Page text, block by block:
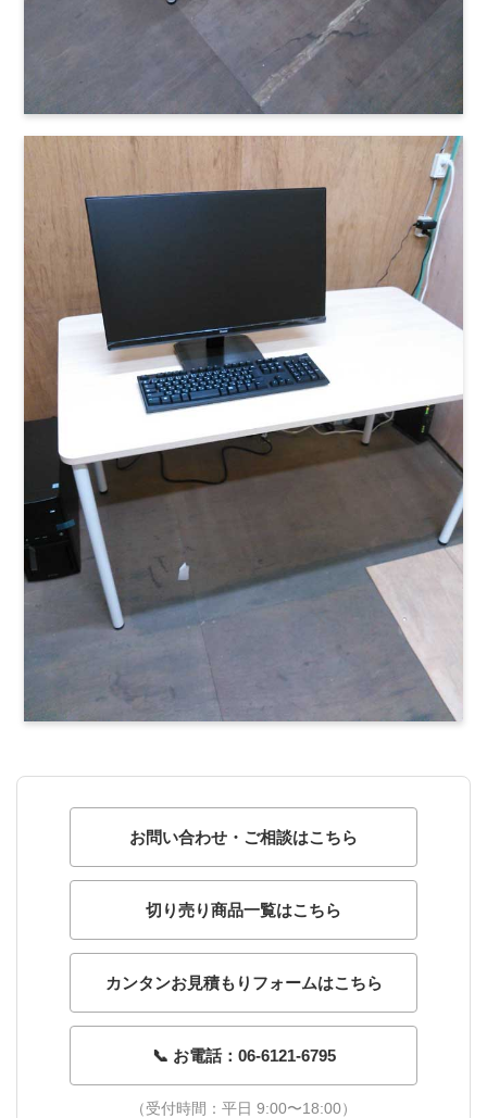
お問い合わせ・ご相談はこちら
切り売り商品一覧はこちら
カンタンお見積もりフォームはこちら
📞 お電話：06-6121-6795
（受付時間：平日 9:00〜18:00）